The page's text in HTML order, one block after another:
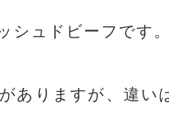
シュドビーフです。
ありますが、違い